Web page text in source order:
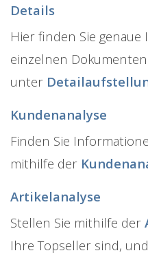
Details
Hier finden Sie
einzelnen
unter
Kundenanalyse
Finden Sie
mithilfe der
Artikelanalyse
Stellen Sie mithilfe der
Ihre Topseller sind,